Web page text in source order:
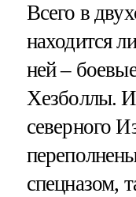
Всего в
находится
ней –
Хезболлы.
северного
спецназом,